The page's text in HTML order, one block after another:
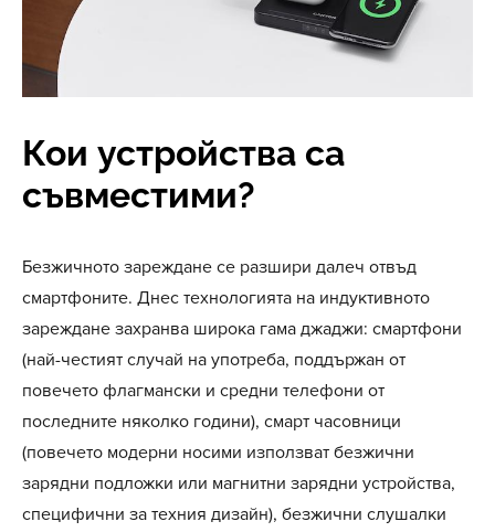
Кои устройства са
съвместими?
Безжичното зареждане се разшири далеч отвъд
смартфоните. Днес технологията на индуктивното
зареждане захранва широка гама джаджи: смартфони
(най-честият случай на употреба, поддържан от
повечето флагмански и средни телефони от
последните няколко години), смарт часовници
(повечето модерни носими използват безжични
зарядни подложки или магнитни зарядни устройства,
специфични за техния дизайн), безжични слушалки